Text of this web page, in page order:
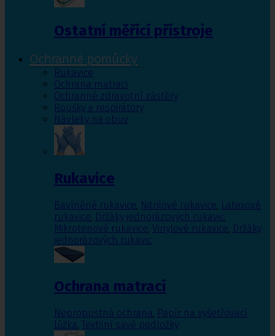
Ostatní měřící přístroje
Ochranné pomůcky
Rukavice
Ochrana matrací
Ochranné zdravotní zástěry
Roušky a respirátory
Návleky na obuv
Rukavice
Bavlněné rukavice, Nitrilové rukavice, Latexové
rukavice, Držáky jednorázových rukavic,
Mikrotenové rukavice, Vinylové rukavice, Držáky
jednorázových rukavic
Ochrana matrací
Nepropustná ochrana, Papír na vyšetřovací
lůžka, Textilní savé podložky